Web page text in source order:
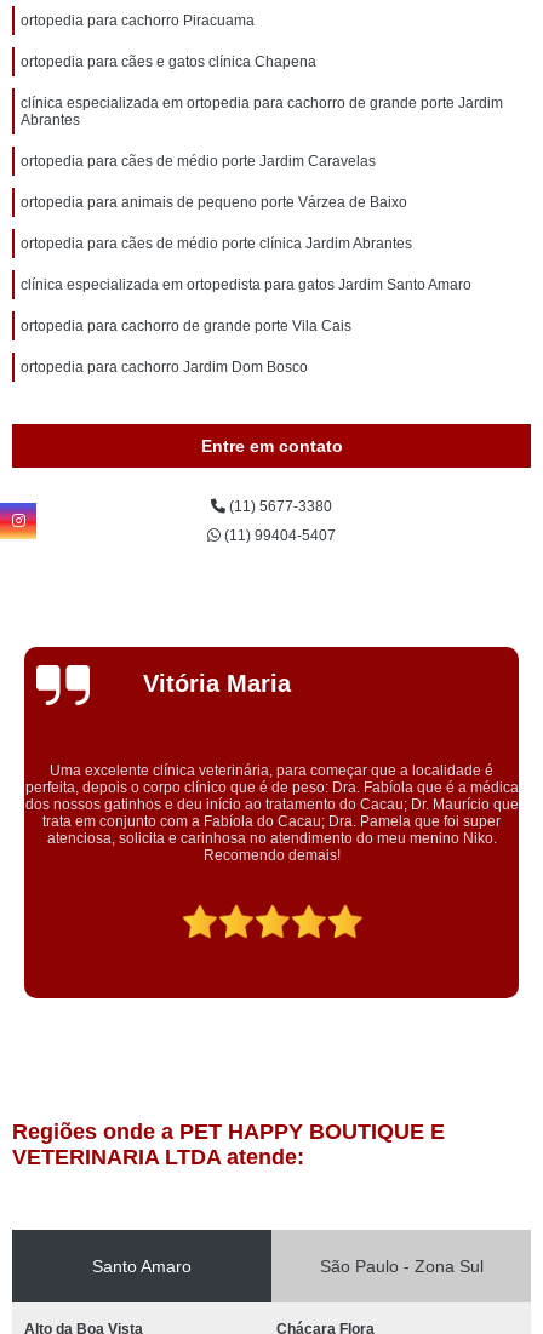
ortopedia para cachorro Piracuama
ortopedia para cães e gatos clínica Chapena
clínica especializada em ortopedia para cachorro de grande porte Jardim
Abrantes
ortopedia para cães de médio porte Jardim Caravelas
ortopedia para animais de pequeno porte Várzea de Baixo
ortopedia para cães de médio porte clínica Jardim Abrantes
clínica especializada em ortopedista para gatos Jardim Santo Amaro
ortopedia para cachorro de grande porte Vila Cais
ortopedia para cachorro Jardim Dom Bosco
Entre em contato
(11) 5677-3380
(11) 99404-5407
é
é a médica
Maurício que
foi super
Niko.
Conheci a clínica através do plano da petlover,
microchipagem na minha cachorra. Atendimento por
equipe gentil e educada. Tratam os animais com
Regiões onde a PET HAPPY BOUTIQUE E
VETERINARIA LTDA atende:
Santo Amaro São Paulo - Zona Sul
Alto da Boa Vista Chácara Flora